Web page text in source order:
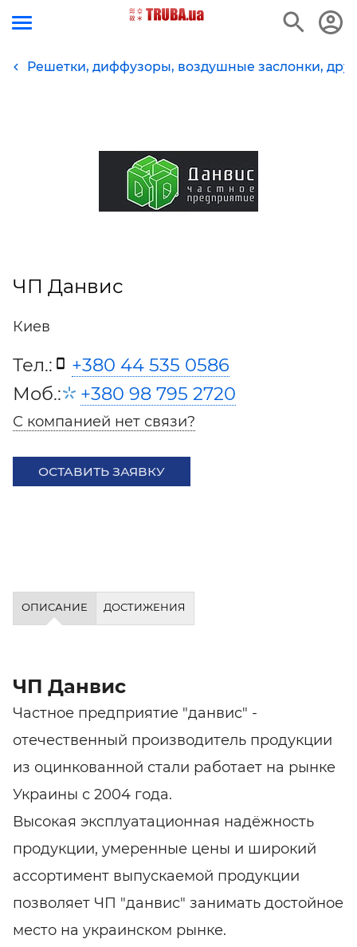
Решетки, диффузоры, воздушные заслонки,
ЧП Данвис
Киев
Тел.:
+380 44 535 0586
Моб.:
+380 98 795 2720
С компанией нет связи?
ОСТАВИТЬ ЗАЯВКУ
ОПИСАНИЕ ДОСТИЖЕНИЯ
ЧП Данвис
Частное предприятие "данвис" -
отечественный производитель продукции
из оцинкованной стали работает на рынке
Украины с 2004 года.
Высокая эксплуатационная надёжность
продукции, умеренные цены и широкий
ассортимент выпускаемой продукции
позволяет ЧП "данвис" занимать достойное
место на украинском рынке.